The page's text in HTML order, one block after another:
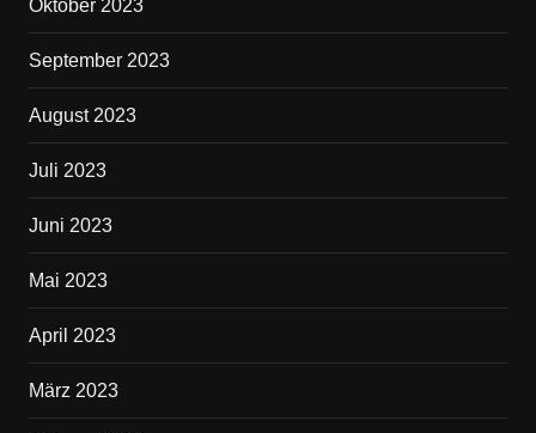
Oktober 2023
September 2023
August 2023
Juli 2023
Juni 2023
Mai 2023
April 2023
März 2023